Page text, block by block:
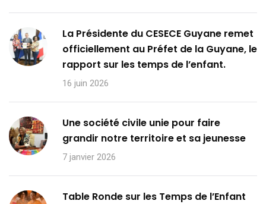
La Présidente du CESECE Guyane remet
officiellement au Préfet de la Guyane, le
rapport sur les temps de l’enfant.
16 juin 2026
Une société civile unie pour faire
grandir notre territoire et sa jeunesse
7 janvier 2026
Table Ronde sur les Temps de l’Enfant